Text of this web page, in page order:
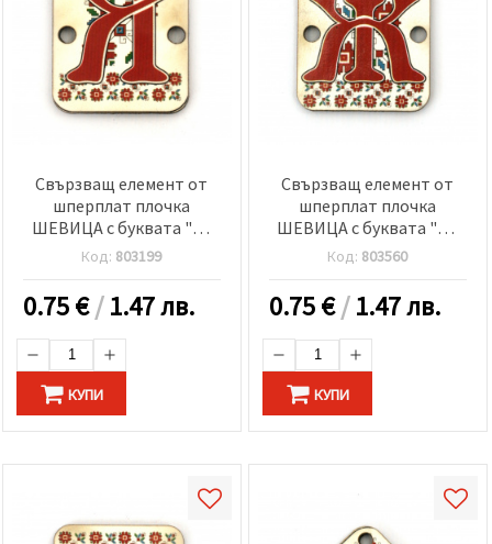
Свързващ елемент от
шперплат плочка
ШЕВИЦА с буквата "Я"
20x25x2 мм дупка 2.5 мм
-5 броя
Код: 803199
0.75€/1.47 лв.
КУПИ
Свързващ елемент от
шперплат плочка
ШЕВИЦА с буквата "Ж"
20x25x2 мм дупка 2.5 мм
-5 броя
Код: 803560
0.75€/1.47 лв.
КУПИ